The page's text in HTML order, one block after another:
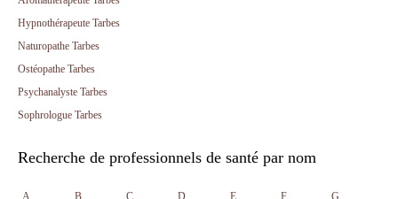
Hypnothérapeute Tarbes
Naturopathe Tarbes
Ostéopathe Tarbes
Psychanalyste Tarbes
Sophrologue Tarbes
Recherche de professionnels de santé par nom
A B C D E F G